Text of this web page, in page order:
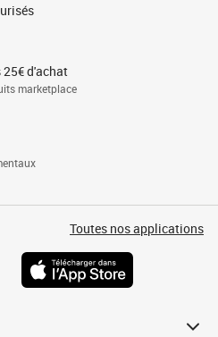
d'achat
marketplace
Toutes nos applications